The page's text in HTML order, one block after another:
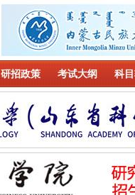
研招政策 考试大纲 科